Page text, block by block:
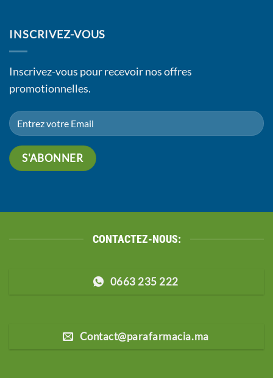
INSCRIVEZ-VOUS
Inscrivez-vous pour recevoir nos offres
promotionnelles.
CONTACTEZ-NOUS:
0663 235 222
Contact@parafarmacia.ma